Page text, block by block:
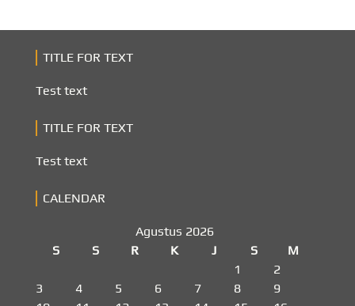
TITLE FOR TEXT
Test text
TITLE FOR TEXT
Test text
CALENDAR
Agustus 2026
S
S R K J S
M
1
2
3
4 5 6 7 8
9